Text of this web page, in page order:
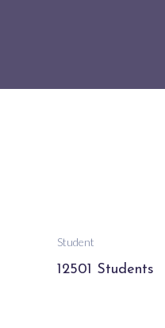
Student
12501 Students